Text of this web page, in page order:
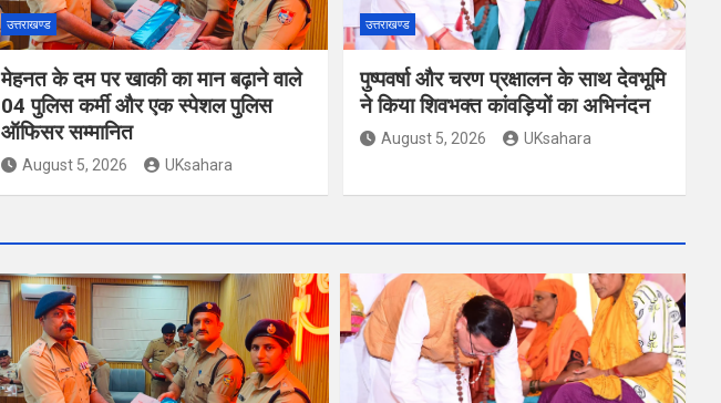
उत्तराखण्ड
मेहनत के दम पर खाकी का मान बढ़ाने वाले
04 पुलिस कर्मी और एक स्पेशल पुलिस
ऑफिसर सम्मानित
August 5, 2026 UKsahara
उत्तराखण्ड
पुष्पवर्षा और चरण प्रक्षालन के साथ देवभूमि
ने किया शिवभक्त कांवड़ियों का अभिनंदन
August 5, 2026 UKsahara